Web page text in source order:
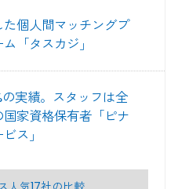
個人間マッチングプ
「タスカジ」
実績。スタッフは全
家資格保有者「ピナ
ス」